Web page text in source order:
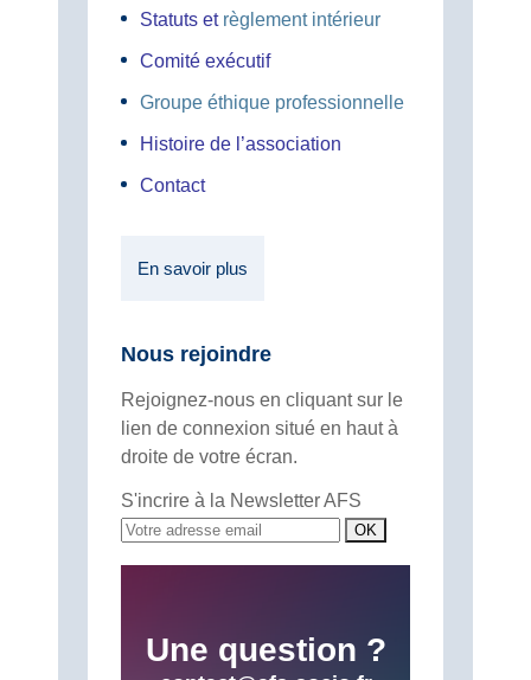
Statuts et règlement intérieur
Comité exécutif
Groupe éthique professionnelle
Histoire de l’association
Contact
En savoir plus
Nous rejoindre
Rejoignez-nous en cliquant sur le
lien de connexion situé en haut à
droite de votre écran.
S'incrire à la Newsletter AFS
Une question ?